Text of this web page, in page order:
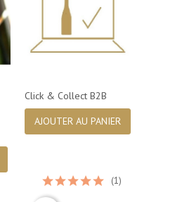
Click & Collect B2B
AJOUTER AU PANIER
(1)